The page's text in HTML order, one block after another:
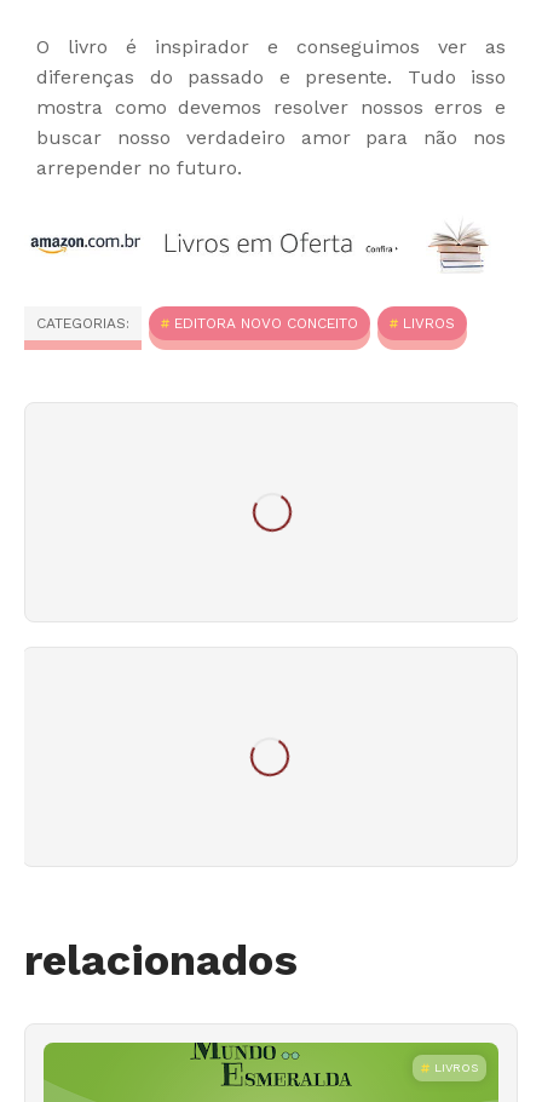
O livro é inspirador e conseguimos ver as
diferenças do passado e presente. Tudo isso
mostra como devemos resolver nossos erros e
buscar nosso verdadeiro amor para não nos
arrepender no futuro.
CATEGORIAS: EDITORA NOVO CONCEITO LIVROS
relacionados
LIVROS